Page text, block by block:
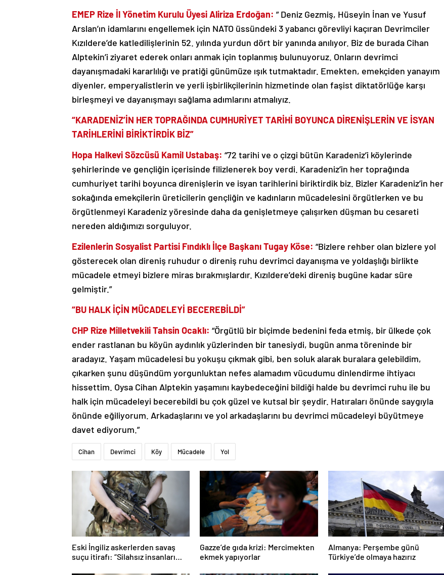
EMEP Rize İl Yönetim Kurulu Üyesi Aliriza Erdoğan: ” Deniz Gezmiş, Hüseyin İnan ve Yusuf
Arslan’ın idamlarını engellemek için NATO üssündeki 3 yabancı görevliyi kaçıran Devrimciler
Kızıldere’de katledilişlerinin 52. yılında yurdun dört bir yanında anılıyor. Biz de burada Cihan
Alptekin’i ziyaret ederek onları anmak için toplanmış bulunuyoruz. Onların devrimci
dayanışmadaki kararlılığı ve pratiği günümüze ışık tutmaktadır. Emekten, emekçiden yanayım
diyenler, emperyalistlerin ve yerli işbirlikçilerinin hizmetinde olan faşist diktatörlüğe karşı
birleşmeyi ve dayanışmayı sağlama adımlarını atmalıyız.
“KARADENİZ’İN HER TOPRAĞINDA CUMHURİYET TARİHİ BOYUNCA DİRENİŞLERİN VE İSYAN
TARİHLERİNİ BİRİKTİRDİK BİZ”
Hopa Halkevi Sözcüsü Kamil Ustabaş: “72 tarihi ve o çizgi bütün Karadeniz’i köylerinde
şehirlerinde ve gençliğin içerisinde filizlenerek boy verdi. Karadeniz’in her toprağında
cumhuriyet tarihi boyunca direnişlerin ve isyan tarihlerini biriktirdik biz. Bizler Karadeniz’in her
sokağında emekçilerin üreticilerin gençliğin ve kadınların mücadelesini örgütlerken ve bu
örgütlenmeyi Karadeniz yöresinde daha da genişletmeye çalışırken düşman bu cesareti
nereden aldığımızı sorguluyor.
Ezilenlerin Sosyalist Partisi Fındıklı İlçe Başkanı Tugay Köse: “Bizlere rehber olan bizlere yol
gösterecek olan direniş ruhudur o direniş ruhu devrimci dayanışma ve yoldaşlığı birlikte
mücadele etmeyi bizlere miras bırakmışlardır. Kızıldere’deki direniş bugüne kadar süre
gelmiştir.”
“BU HALK İÇİN MÜCADELEYİ BECEREBİLDİ”
CHP Rize Milletvekili Tahsin Ocaklı: “Örgütlü bir biçimde bedenini feda etmiş, bir ülkede çok
ender rastlanan bu köyün aydınlık yüzlerinden bir tanesiydi, bugün anma töreninde bir
aradayız. Yaşam mücadelesi bu yokuşu çıkmak gibi, ben soluk alarak buralara gelebildim,
çıkarken şunu düşündüm yorgunluktan nefes alamadım vücudumu dinlendirme ihtiyacı
hissettim. Oysa Cihan Alptekin yaşamını kaybedeceğini bildiği halde bu devrimci ruhu ile bu
halk için mücadeleyi becerebildi bu çok güzel ve kutsal bir şeydir. Hatıraları önünde saygıyla
önünde eğiliyorum. Arkadaşlarını ve yol arkadaşlarını bu devrimci mücadeleyi büyütmeye
davet ediyorum.”
Cihan Devrimci Köy Mücadele Yol
Eski İngiliz askerlerden savaş
suçu itirafı: “Silahsız insanları
Gazze’de gıda krizi: Mercimekten
ekmek yapıyorlar
Almanya: Perşembe günü
Türkiye’de olmaya hazırız